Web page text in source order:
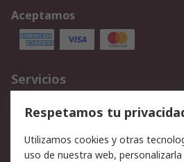
Aceptamos
Servicios
Cómo realizar pedidos
Facturación y pago
Ofertas
Respetamos tu
Utilizamos cookies y otras
uso de nuestra web,